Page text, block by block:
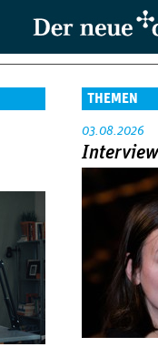
THEMEN
03.08.2026